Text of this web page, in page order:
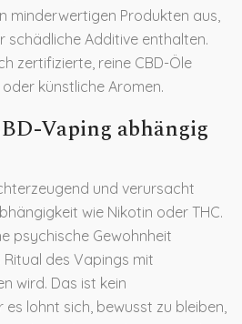
minderwertigen Produkten aus,
schädliche Additive enthalten.
zertifizierte, reine CBD-Öle
künstliche Aromen.
Vaping abhängig
und verursacht
wie Nikotin oder THC.
psychische Gewohnheit
des Vapings mit
wird. Das ist kein
es lohnt sich, bewusst zu bleiben,